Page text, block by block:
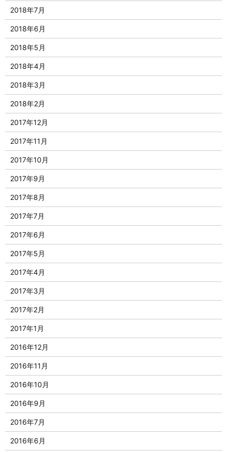
2018年7月
2018年6月
2018年5月
2018年4月
2018年3月
2018年2月
2017年12月
2017年11月
2017年10月
2017年9月
2017年8月
2017年7月
2017年6月
2017年5月
2017年4月
2017年3月
2017年2月
2017年1月
2016年12月
2016年11月
2016年10月
2016年9月
2016年7月
2016年6月